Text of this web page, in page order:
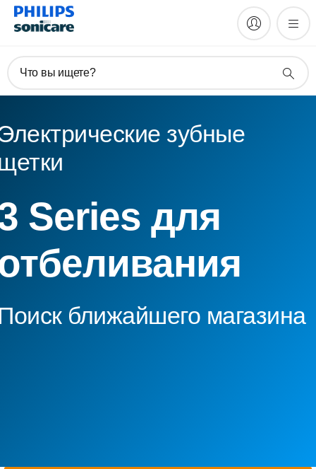
Что вы ищете?
зубные
Series для
ближайшего магазина